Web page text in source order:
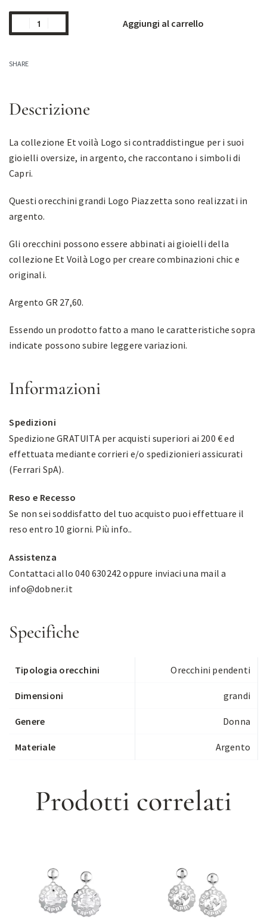
Aggiungi al carrello
SHARE
Descrizione
La collezione Et voilà Logo si contraddistingue per i suoi
gioielli oversize, in argento, che raccontano i simboli di
Capri.
Questi orecchini grandi Logo Piazzetta sono realizzati in
argento.
Gli orecchini possono essere abbinati ai gioielli della
collezione Et Voilà Logo per creare combinazioni chic e
originali.
Argento GR 27,60.
Essendo un prodotto fatto a mano le caratteristiche sopra
indicate possono subire leggere variazioni.
Informazioni
Spedizioni
Spedizione GRATUITA per acquisti superiori ai 200 € ed
effettuata mediante corrieri e/o spedizionieri assicurati
(Ferrari SpA).
Reso e Recesso
Se non sei soddisfatto del tuo acquisto puoi effettuare il
reso entro 10 giorni. Più info..
Assistenza
Contattaci allo 040 630242 oppure inviaci una mail a
info@dobner.it
Specifiche
Tipologia orecchini Orecchini pendenti
Dimensioni grandi
Genere Donna
Materiale Argento
Prodotti correlati